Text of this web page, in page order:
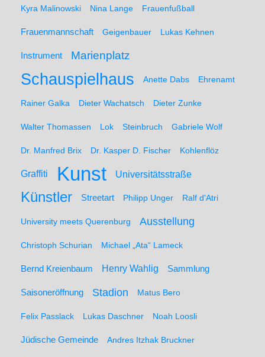
Kyra Malinowski Nina Lange Frauenfußball
Frauenmannschaft Geigenbauer Lukas Kehnen
Instrument Marienplatz
Schauspielhaus Anette Dabs Ehrenamt
Rainer Galka Dieter Wachatsch Dieter Zunke
Walter Thomassen Lok Steinbruch Gabriele Wolf
Dr. Manfred Brix Dr. Kasper D. Fischer Kohlenflöz
Graffiti Kunst Universitätsstraße
Künstler Streetart Philipp Unger Ralf d'Atri
University meets Querenburg Ausstellung
Christoph Schurian Michael „Ata“ Lameck
Bernd Kreienbaum Henry Wahlig Sammlung
Saisoneröffnung Stadion Matus Bero
Felix Passlack Lukas Daschner Noah Loosli
Jüdische Gemeinde Andres Itzhak Bruckner